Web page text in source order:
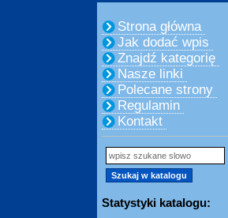
Strona główna
Jak dodać wpis
Znajdź kategorię
Nasze linki
Polecane strony
Regulamin
Kontakt
Statystyki katalogu: